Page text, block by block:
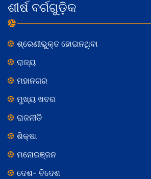
ଶୀର୍ଷ ବର୍ଗଗୁଡ଼ିକ
ଶ୍ରେଣୀଭୁକ୍ତ ହୋଇନଥିବା
ରାଜ୍ୟ
ମହାନଗର
ମୁଖ୍ୟ ଖବର
ରାଜନୀତି
ଶିକ୍ଷା
ମନୋରଞ୍ଜନ
ଦେଶ- ବିଦେଶ